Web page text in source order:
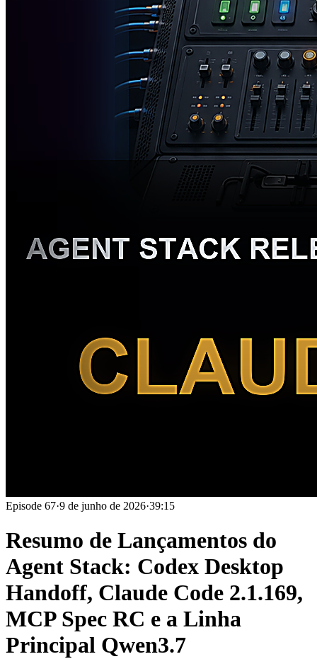
Episode 67·9 de junho de 2026·39:15
Resumo de Lançamentos do
Agent Stack: Codex Desktop
Handoff, Claude Code 2.1.169,
MCP Spec RC e a Linha
Principal Qwen3.7